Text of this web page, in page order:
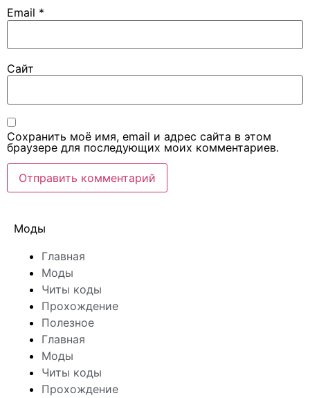
Email *
Сайт
Сохранить моё имя, email и адрес сайта в этом
браузере для последующих моих комментариев.
Моды
Главная
Моды
Читы коды
Прохождение
Полезное
Главная
Моды
Читы коды
Прохождение